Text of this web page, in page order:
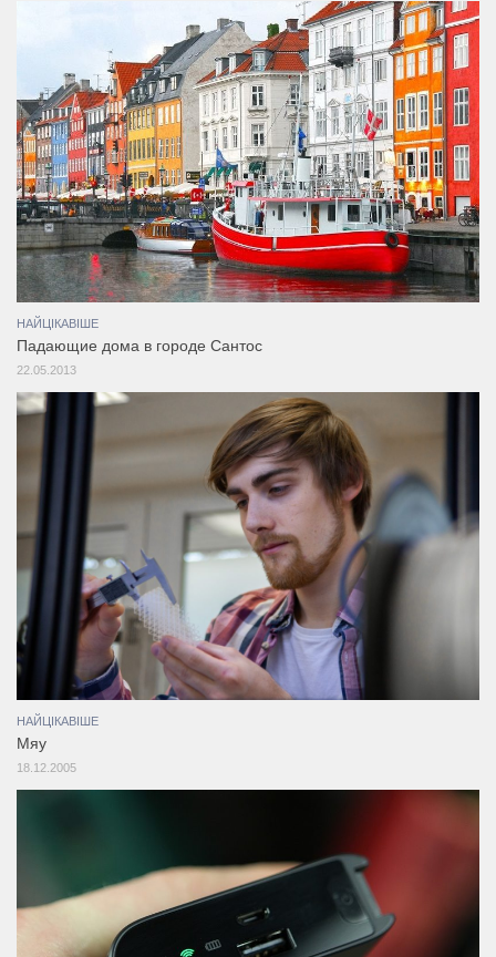
НАЙЦІКАВІШЕ
Падающие дома в городе Сантос
22.05.2013
НАЙЦІКАВІШЕ
Мяу
18.12.2005